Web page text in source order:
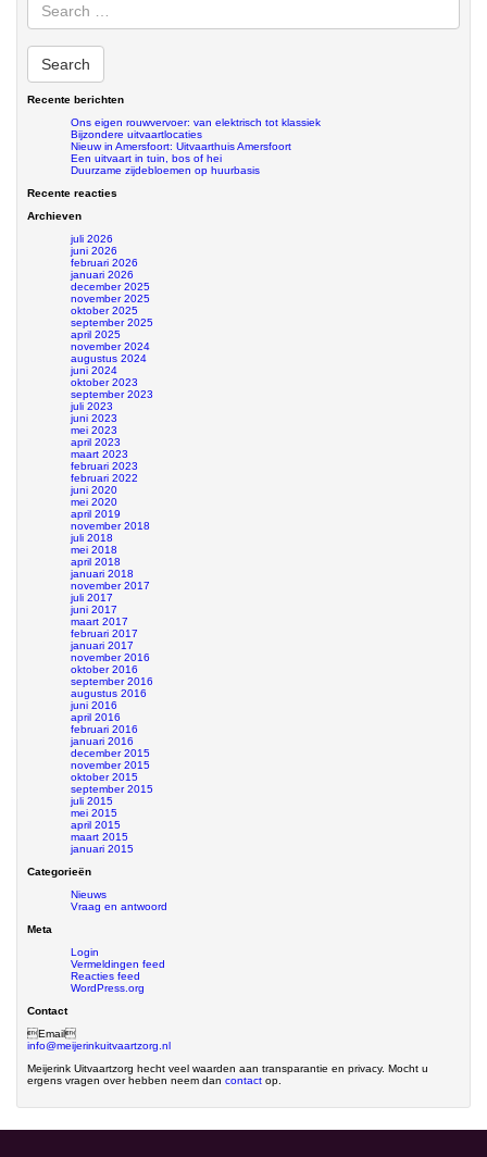
Recente berichten
Ons eigen rouwvervoer: van elektrisch tot klassiek
Bijzondere uitvaartlocaties
Nieuw in Amersfoort: Uitvaarthuis Amersfoort
Een uitvaart in tuin, bos of hei
Duurzame zijdebloemen op huurbasis
Recente reacties
Archieven
juli 2026
juni 2026
februari 2026
januari 2026
december 2025
november 2025
oktober 2025
september 2025
april 2025
november 2024
augustus 2024
juni 2024
oktober 2023
september 2023
juli 2023
juni 2023
mei 2023
april 2023
maart 2023
februari 2023
februari 2022
juni 2020
mei 2020
april 2019
november 2018
juli 2018
mei 2018
april 2018
januari 2018
november 2017
juli 2017
juni 2017
maart 2017
februari 2017
januari 2017
november 2016
oktober 2016
september 2016
augustus 2016
juni 2016
april 2016
februari 2016
januari 2016
december 2015
november 2015
oktober 2015
september 2015
juli 2015
mei 2015
april 2015
maart 2015
januari 2015
Categorieën
Nieuws
Vraag en antwoord
Meta
Login
Vermeldingen feed
Reacties feed
WordPress.org
Contact
Email
info@meijerinkuitvaartzorg.nl
Meijerink Uitvaartzorg hecht veel waarden aan transparantie en privacy. Mocht u
ergens vragen over hebben neem dan contact op.